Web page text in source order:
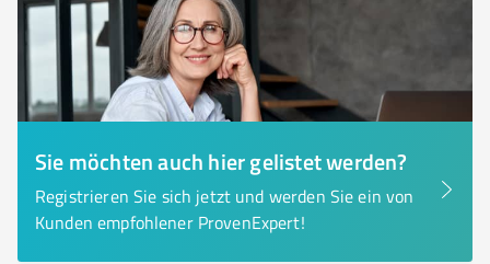
Sie möchten auch hier gelistet werden?
Registrieren Sie sich jetzt und werden Sie ein von
Kunden empfohlener ProvenExpert!